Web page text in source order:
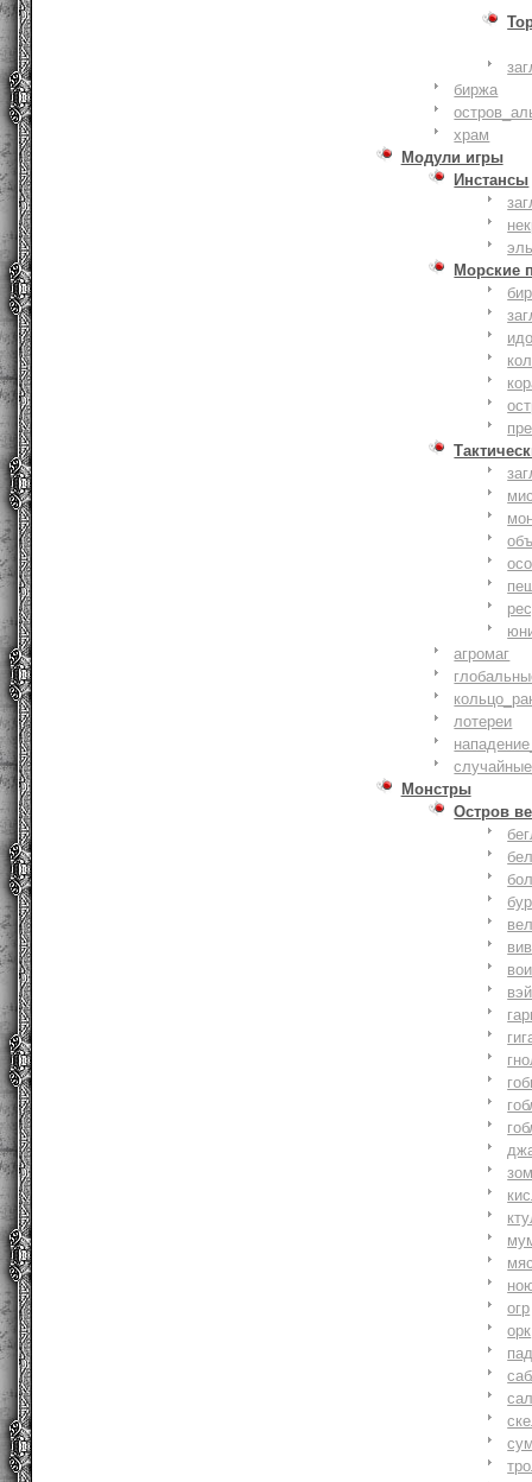
биржа
храм
Модули игры
Инстансы
Морские
агромаг
лотереи
Монстры
Остров
огр
орк